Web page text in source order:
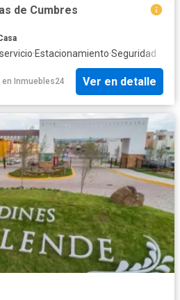
de Cumbres
·Estacionamiento·Seguridad
en Inmuebles24 Ver en detalle